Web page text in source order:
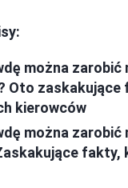
można zarobić
Oto zaskakujące
kierowców
można zarobić
fakty,